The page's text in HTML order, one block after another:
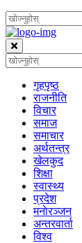
गृहपृष्‍ठ
राजनीति
विचार
समाज
समाचार
अर्थतन्त्र
खेलकुद
शिक्षा
स्वास्थ्य
प्रदेश
मनाेरञ्जन
अन्तरवार्ता
विश्व